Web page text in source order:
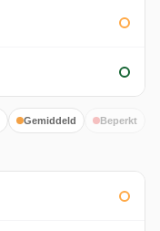
Gemiddeld Beperkt